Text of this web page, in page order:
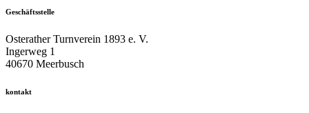
Geschäftsstelle
Osterather Turnverein 1893 e. V.
Ingerweg 1
40670 Meerbusch
kontakt